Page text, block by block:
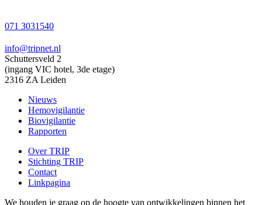
071 3031540
info@tripnet.nl
Schuttersveld 2
(ingang VIC hotel, 3de etage)
2316 ZA Leiden
Nieuws
Hemovigilantie
Biovigilantie
Rapporten
Over TRIP
Stichting TRIP
Contact
Linkpagina
We houden je graag op de hoogte van ontwikkelingen binnen het